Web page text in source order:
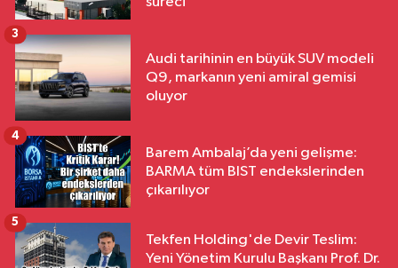
Audi tarihinin en büyük SUV modeli
Q9, markanın yeni amiral gemisi
oluyor
3
Barem Ambalaj’da yeni gelişme:
BARMA tüm BIST endekslerinden
çıkarılıyor
4
Tekfen Holding'de Devir Teslim:
Yeni Yönetim Kurulu Başkanı Prof. Dr.
5